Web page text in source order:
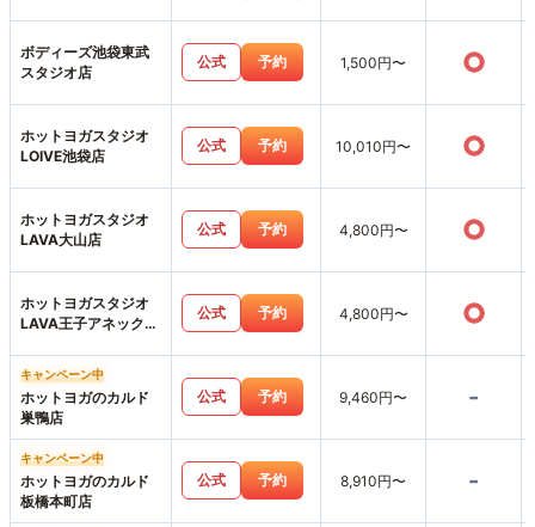
ボディーズ池袋東武
スタジオ店
公式 予約 1,500円〜 ○
ホットヨガスタジオ
LOIVE池袋店
公式 予約 10,010円〜 ○
ホットヨガスタジオ
LAVA大山店
公式 予約 4,800円〜 ○
ホットヨガスタジオ
LAVA王子アネックス
公式 予約 4,800円〜 ○
キャンペーン中
ホットヨガのカルド
巣鴨店
公式 予約 9,460円〜 -
キャンペーン中
ホットヨガのカルド
板橋本町店
公式 予約 8,910円〜 -